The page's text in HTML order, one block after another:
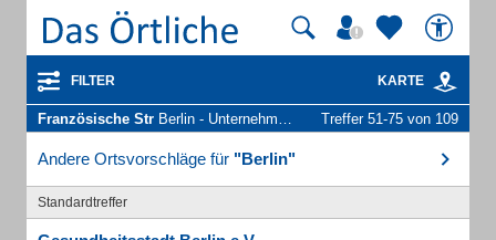
FILTER KARTE
Französische Str Berlin - Unternehmen und Personen Treffer 51-75 von 109
Andere Ortsvorschläge für "Berlin"
Standardtreffer